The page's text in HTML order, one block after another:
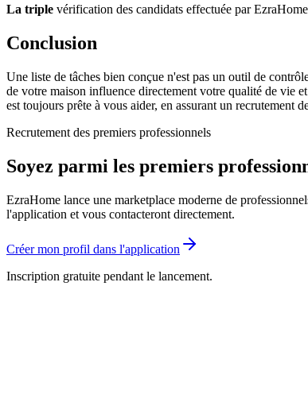
La triple vérification des candidats effectuée par
Conclusion
Une liste de tâches bien conçue n'est pas un outil de
de votre maison influence directement votre qualité de vie
est toujours prête à vous aider, en assurant un recrutement
Recrutement des premiers professionnels
Soyez parmi les premiers
EzraHome lance une marketplace moderne de
l'application et vous contacteront directement.
Créer mon profil dans l'application
Inscription gratuite pendant le lancement.